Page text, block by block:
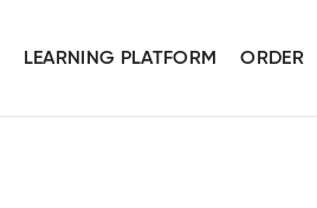
LEARNING PLATFORM ORDER